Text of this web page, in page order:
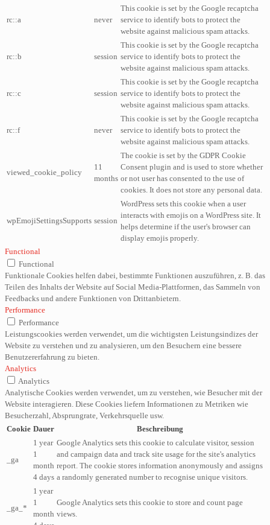
rc::a never
This cookie is set by the Google recaptcha
service to identify bots to protect the
website against malicious spam attacks.
rc::b session
This cookie is set by the Google recaptcha
service to identify bots to protect the
website against malicious spam attacks.
rc::c session
This cookie is set by the Google recaptcha
service to identify bots to protect the
website against malicious spam attacks.
rc::f never
This cookie is set by the Google recaptcha
service to identify bots to protect the
website against malicious spam attacks.
viewed_cookie_policy
11
months
The cookie is set by the GDPR Cookie
Consent plugin and is used to store whether
or not user has consented to the use of
cookies. It does not store any personal data.
wpEmojiSettingsSupports session
WordPress sets this cookie when a user
interacts with emojis on a WordPress site. It
helps determine if the user's browser can
display emojis properly.
Functional
Functional
Funktionale Cookies helfen dabei, bestimmte Funktionen auszuführen, z. B. das
Teilen des Inhalts der Website auf Social Media-Plattformen, das Sammeln von
Feedbacks und andere Funktionen von Drittanbietern.
Performance
Performance
Leistungscookies werden verwendet, um die wichtigsten Leistungsindizes der
Website zu verstehen und zu analysieren, um den Besuchern eine bessere
Benutzererfahrung zu bieten.
Analytics
Analytics
Analytische Cookies werden verwendet, um zu verstehen, wie Besucher mit der
Website interagieren. Diese Cookies liefern Informationen zu Metriken wie
Besucherzahl, Absprungrate, Verkehrsquelle usw.
Cookie Dauer Beschreibung
_ga
1 year
1
month
4 days
Google Analytics sets this cookie to calculate visitor, session
and campaign data and track site usage for the site's analytics
report. The cookie stores information anonymously and assigns
a randomly generated number to recognise unique visitors.
_ga_*
1 year
1
month
Google Analytics sets this cookie to store and count page
views.